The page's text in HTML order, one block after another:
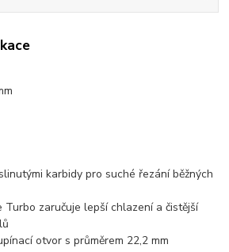
karbidy pro suché řezání běžných
Turbo zaručuje lepší chlazení a čistější
otvor s průměrem 22,2 mm